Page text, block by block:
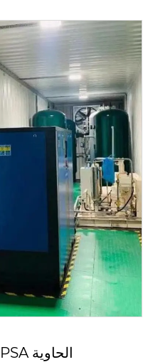
مولد نيتروجين PSA الحاوية